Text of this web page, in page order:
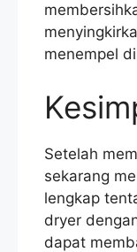
menempel
Setelah
sekarang
lengkap
dryer
dapat